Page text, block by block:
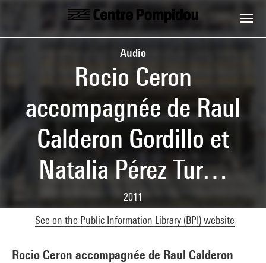
Skip to main content
Centre Pompidou
Audio
Rocio Ceron
accompagnée de Raul
Calderon Gordillo et
Natalia Pérez Tur…
2011
See on the Public Information Library (BPI) website
Rocio Ceron accompagnée de Raul Calderon